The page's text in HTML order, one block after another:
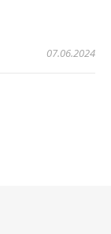
07.06.2024